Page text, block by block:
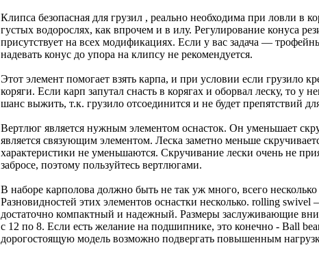
Клипса безопасная для грузил , реально необходима при ловли в
густых водорослях, как впрочем и в илу. Регулирование конуса
присутствует на всех модификациях. Если у вас задача —
надевать конус до упора на клипсу не рекомендуется.
Этот элемент помогает взять карпа, и при условии если грузило
коряги. Если карп запутал снасть в корягах и оборвал леску, то у
шанс выжить, т.к. грузило отсоединится и не будет препятствий
Вертлюг является нужным элементом оснасток. Он уменьшает
является связующим элементом. Леска заметно меньше
характеристики не уменьшаются. Скручивание лески очень не
забросе, поэтому пользуйтесь вертлюгами.
В наборе карполова должно быть не так уж много, всего
Разновидностей этих элементов оснастки несколько. rolling swivel
достаточно компактный и надежный. Размеры заслуживающие
с 12 по 8. Если есть желание на подшипнике, это конечно - Ball
дорогостоящую модель возможно подвергать повышенным